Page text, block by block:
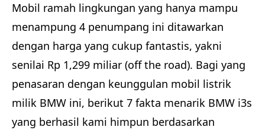
Mobil ramah lingkungan yang hanya mampu
menampung 4 penumpang ini ditawarkan
dengan harga yang cukup fantastis, yakni
senilai Rp 1,299 miliar (off the road). Bagi yang
penasaran dengan keunggulan mobil listrik
milik BMW ini, berikut 7 fakta menarik BMW i3s
yang berhasil kami himpun berdasarkan